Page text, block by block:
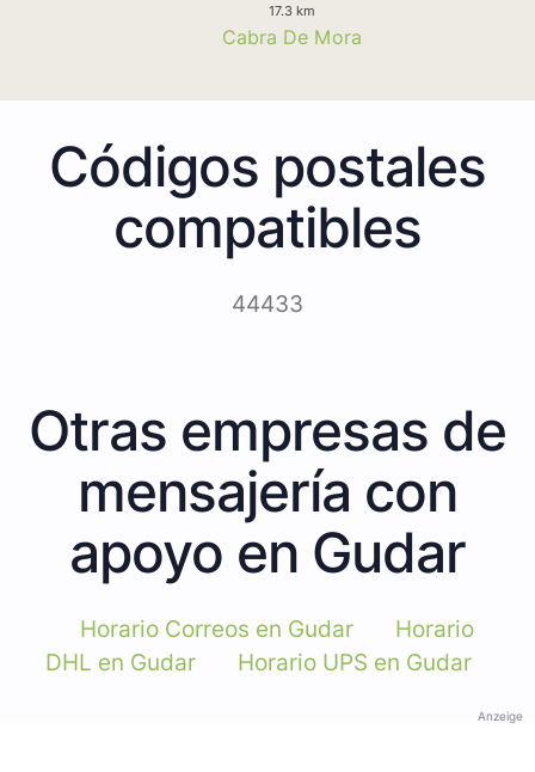
17.3 km
Cabra De Mora
Códigos postales
compatibles
44433
Otras empresas de
mensajería con
apoyo en Gudar
Horario Correos en Gudar
Horario
DHL en Gudar
Horario UPS en Gudar
Anzeige